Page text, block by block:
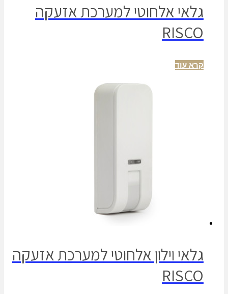
גלאי אלחוטי למערכת אזעקה
RISCO
קרא עוד
גלאי וילון אלחוטי למערכת אזעקה
RISCO